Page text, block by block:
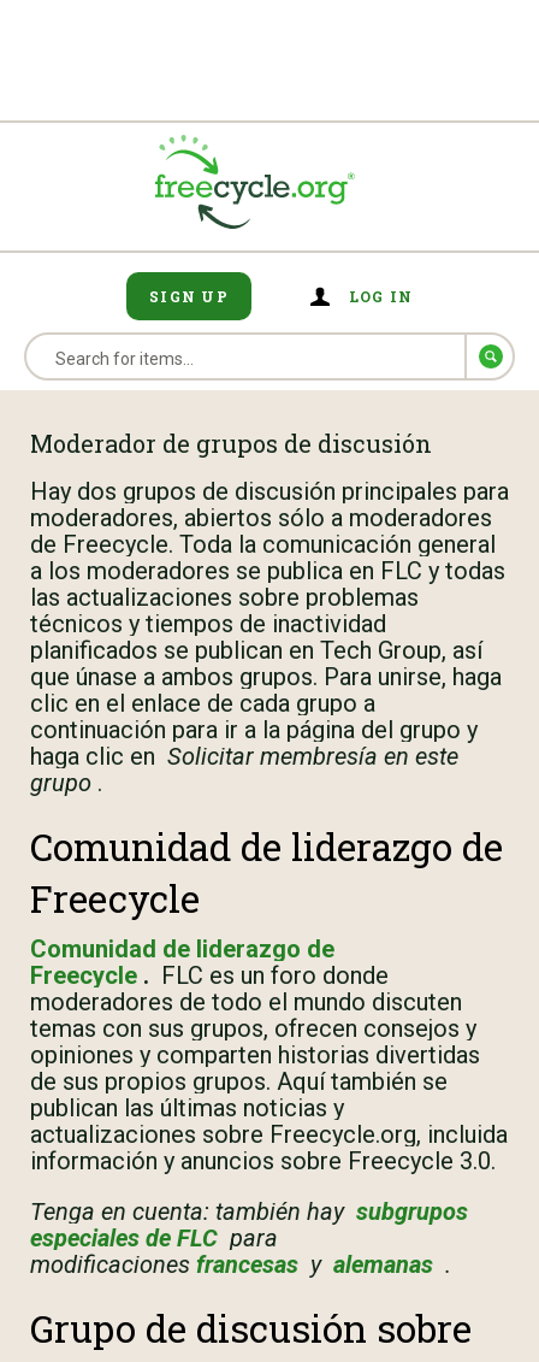
SIGN UP LOG IN
Moderador de grupos de discusión
Hay dos grupos de discusión principales para
moderadores, abiertos sólo a moderadores
de Freecycle. Toda la comunicación general
a los moderadores se publica en FLC y todas
las actualizaciones sobre problemas
técnicos y tiempos de inactividad
planificados se publican en Tech Group, así
que únase a ambos grupos. Para unirse, haga
clic en el enlace de cada grupo a
continuación para ir a la página del grupo y
haga clic en Solicitar membresía en este
grupo .
Comunidad de liderazgo de
Freecycle
Comunidad de liderazgo de
Freecycle . FLC es un foro donde
moderadores de todo el mundo discuten
temas con sus grupos, ofrecen consejos y
opiniones y comparten historias divertidas
de sus propios grupos. Aquí también se
publican las últimas noticias y
actualizaciones sobre Freecycle.org, incluida
información y anuncios sobre Freecycle 3.0.
Tenga en cuenta: también hay subgrupos
especiales de FLC para
modificaciones francesas y alemanas .
Grupo de discusión sobre